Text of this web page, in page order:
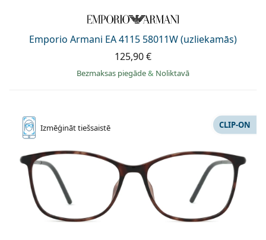
Emporio Armani EA 4115 58011W (uzliekamās)
125,90 €
Bezmaksas piegāde& Noliktavā
Izmēģināttiešsaistē CLIP-ON